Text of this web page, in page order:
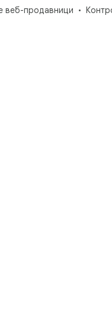
веб-продавници